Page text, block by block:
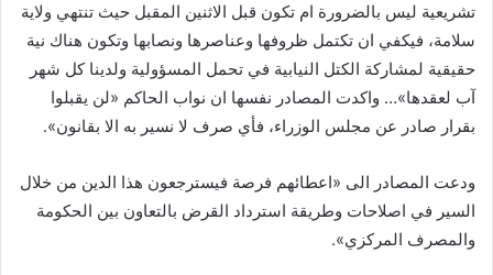
تشريعية ليس بالضرورة ام تكون قبل الاثنين المقبل حيث تنتهي ولاية
سلامة، فيكفي ان تكتمل ظروفها وعناصرها ونصابها وتكون هناك نية
حقيقية لمشاركة الكتل النيابية في تحمل المسؤولية ولدينا كل شهر
آب لعقدها»… واكدت المصادر نفسها ان نواب الحاكم «لن يقبلوا
بقرار صادر عن مجلس الوزراء، فأي صرف لا نسير به الا بقانون».
ودعت المصادر الى «اعطائهم فرصة فيسترجعون هذا الدين من خلال
السير في اصلاحات وطريقة استرداد القرض بالتعاون بين الحكومة
والمصرف المركزي».